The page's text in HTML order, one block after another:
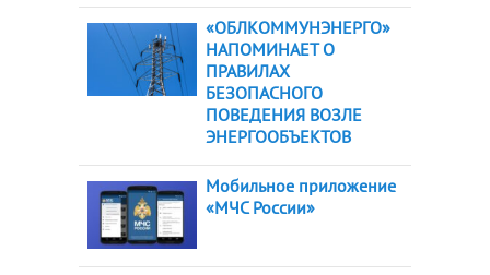
«ОБЛКОММУНЭНЕРГО»
НАПОМИНАЕТ О
ПРАВИЛАХ
БЕЗОПАСНОГО
ПОВЕДЕНИЯ ВОЗЛЕ
ЭНЕРГООБЪЕКТОВ
Мобильное приложение
«МЧС России»